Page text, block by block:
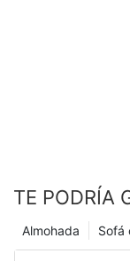
TE PODRÍA
Sofá
Almohada